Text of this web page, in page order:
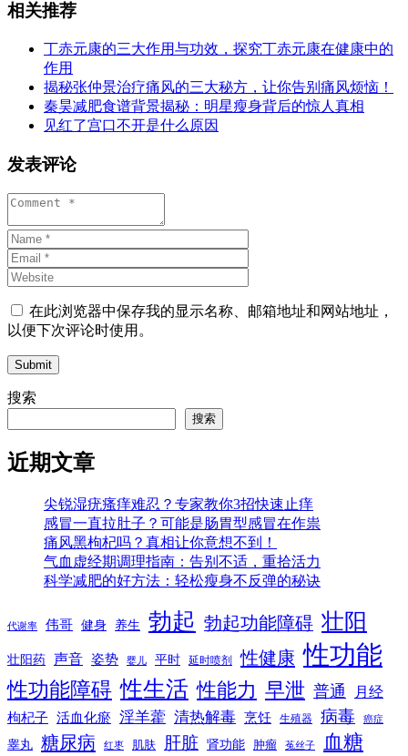
相关推荐
丁赤元康的三大作用与功效，探究丁赤元康在健康中的
作用
揭秘张仲景治疗痛风的三大秘方，让你告别痛风烦恼！
秦昊减肥食谱背景揭秘：明星瘦身背后的惊人真相
见红了宫口不开是什么原因
发表评论
在此浏览器中保存我的显示名称、邮箱地址和网站地址，
以便下次评论时使用。
Submit
搜索
搜索
近期文章
尖锐湿疣瘙痒难忍？专家教你3招快速止痒
感冒一直拉肚子？可能是肠胃型感冒在作祟
痛风黑枸杞吗？真相让你意想不到！
气血虚经期调理指南：告别不适，重拾活力
科学减肥的好方法：轻松瘦身不反弹的秘诀
代谢率 伟哥 健身 养生 勃起 勃起功能障碍 壮阳
壮阳药 声音 姿势 婴儿 平时 延时喷剂 性健康 性功能
性功能障碍 性生活 性能力 早泄 普通 月经
枸杞子 活血化瘀 淫羊藿 清热解毒 烹饪 生殖器 病毒 癌症
睾丸 糖尿病 红枣 肌肤 肝脏 肾功能 肿瘤 菟丝子 血糖